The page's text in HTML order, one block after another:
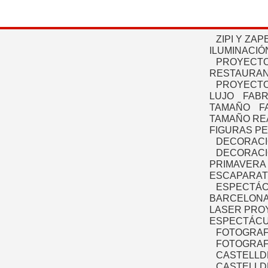
ZIPI Y
LUJO
TAMAÑO
TAMAÑO
FIGURAS
PRIMAVERA
LASER